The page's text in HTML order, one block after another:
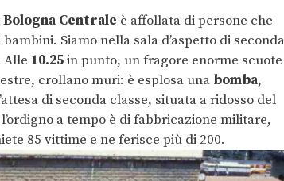
Bologna Centrale è affollata di persone che
Siamo nella sala d’aspetto di seconda
Alle 10.25in punto, un fragore enorme scuote
crollano muri: è esplosa una bomba,
di seconda classe, situata a ridosso del
a tempo è di fabbricazione militare,
85 vittime e ne ferisce più di 200.